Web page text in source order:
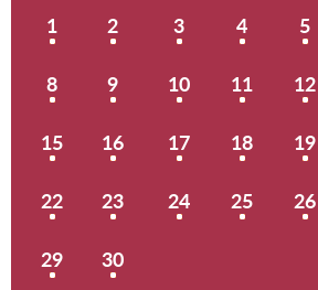
1 2 3 4 5
8 9 10 11 12
15 16 17 18 19
22 23 24 25 26
29 30